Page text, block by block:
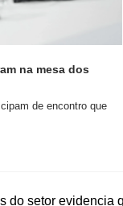
na mesa dos
de encontro que
do setor evidencia